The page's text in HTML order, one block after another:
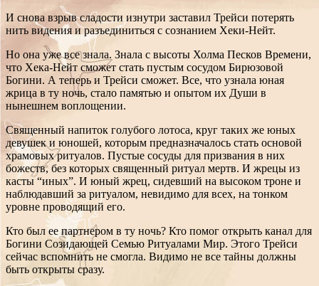
И снова взрыв сладости изнутри заставил Трейси потерять
нить видения и разъединиться с сознанием Хеки-Нейт.
Но она уже все знала. Знала с высоты Холма Песков Времени,
что Хека-Нейт сможет стать пустым сосудом Бирюзовой
Богини. А теперь и Трейси сможет. Все, что узнала юная
жрица в ту ночь, стало памятью и опытом их Души в
нынешнем воплощении.
Священный напиток голубого лотоса, круг таких же юных
девушек и юношей, которым предназначалось стать основой
храмовых ритуалов. Пустые сосуды для призвания в них
божеств, без которых священный ритуал мертв. И жрецы из
касты “иных”. И юный жрец, сидевший на высоком троне и
наблюдавший за ритуалом, невидимо для всех, на тонком
уровне проводящий его.
Кто был ее партнером в ту ночь? Кто помог открыть канал для
Богини Созидающей Семью Ритуалами Мир. Этого Трейси
сейчас вспомнить не смогла. Видимо не все тайны должны
быть открыты сразу.